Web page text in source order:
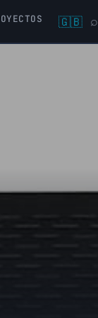
🇬🇧 ⌕